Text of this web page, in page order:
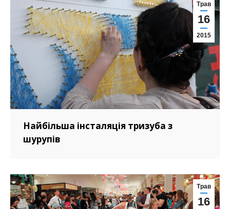
Трав
16
2015
Найбільша інсталяція тризуба з
шурупів
Трав
16